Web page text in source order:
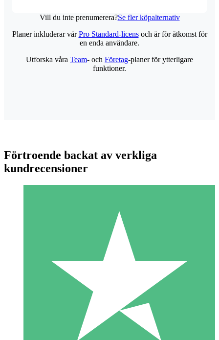
Vill du inte prenumerera?Se fler köpalternativ
Individuella Kreditpaket
Betala per användning med nedladdningskrediter. Inget
1 Nedladdningar
10 00
Planer inkluderar vårPro Standard-licensoch är för åtkomst för
en enda användare.
Utforska våra Team- och Företag-planer för ytterligare
funktioner.
Förtroende backat av verkliga
kundrecensioner